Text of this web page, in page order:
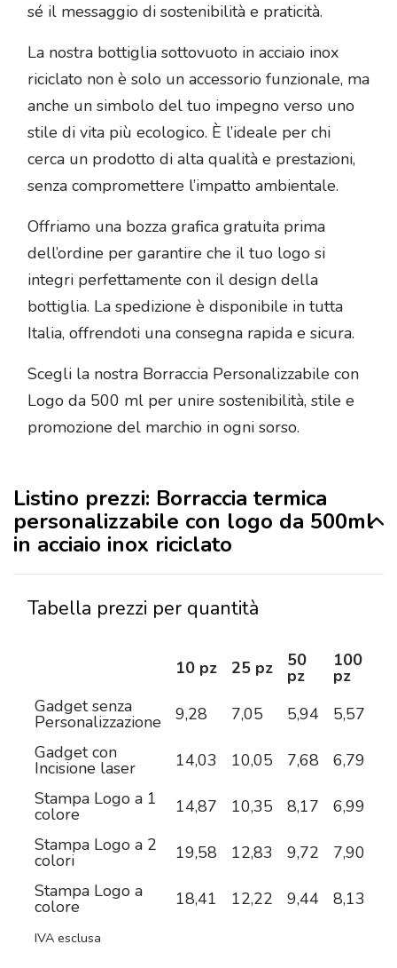
sé il messaggio di sostenibilità e praticità.
La nostra bottiglia sottovuoto in acciaio inox
riciclato non è solo un accessorio funzionale, ma
anche un simbolo del tuo impegno verso uno
stile di vita più ecologico. È l’ideale per chi
cerca un prodotto di alta qualità e prestazioni,
senza compromettere l’impatto ambientale.
Offriamo una bozza grafica gratuita prima
dell’ordine per garantire che il tuo logo si
integri perfettamente con il design della
bottiglia. La spedizione è disponibile in tutta
Italia, offrendoti una consegna rapida e sicura.
Scegli la nostra Borraccia Personalizzabile con
Logo da 500 ml per unire sostenibilità, stile e
promozione del marchio in ogni sorso.
Listino prezzi: Borraccia termica
personalizzabile con logo da 500ml
in acciaio inox riciclato
Tabella prezzi per quantità
10 pz 25 pz 50
pz
100
pz
Gadget senza
Personalizzazione 9,28 7,05 5,94 5,57
Gadget con
Incisione laser 14,03 10,05 7,68 6,79
Stampa Logo a 1
colore 14,87 10,35 8,17 6,99
Stampa Logo a 2
colori 19,58 12,83 9,72 7,90
Stampa Logo a
colore 18,41 12,22 9,44 8,13
IVA esclusa